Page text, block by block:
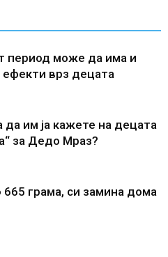
период може да има и
ефекти врз децата
да им ја кажете на децата
за Дедо Мраз?
665 грама, си замина дома